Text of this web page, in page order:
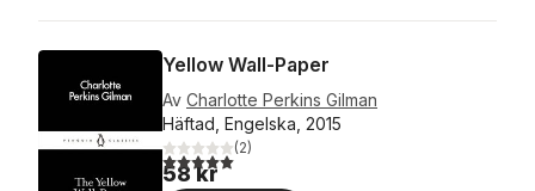
Yellow Wall-Paper
Av Charlotte Perkins Gilman
Häftad, Engelska, 2015
5,0utav 5 stjärnor. Totalt antal röster:
(2)
58 kr